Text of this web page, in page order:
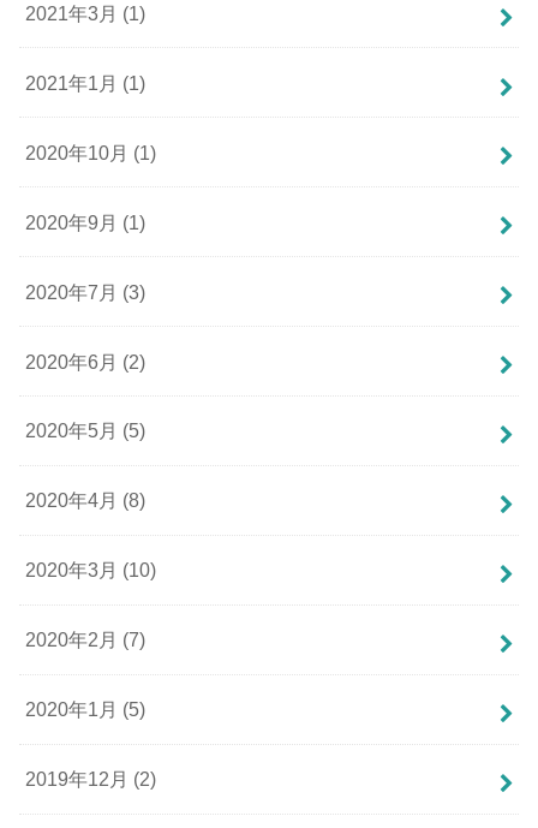
2021年3月 (1)
2021年1月 (1)
2020年10月 (1)
2020年9月 (1)
2020年7月 (3)
2020年6月 (2)
2020年5月 (5)
2020年4月 (8)
2020年3月 (10)
2020年2月 (7)
2020年1月 (5)
2019年12月 (2)